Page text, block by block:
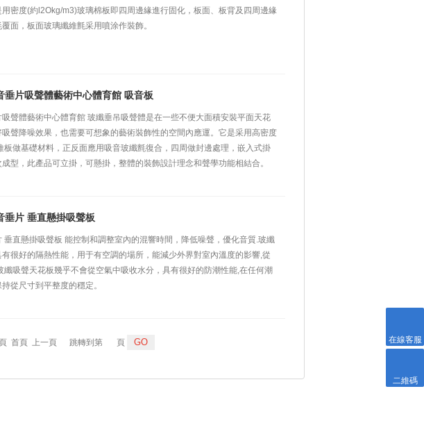
密度(約l2Okg/m3)玻璃棉板即四周邊緣進行固化，板面、板背及四周邊緣
面，板面玻璃纖維氈采用噴涂作裝飾。
垂片吸聲體藝術中心體育館 吸音板
聲體藝術中心體育館 玻纖垂吊吸聲體是在一些不便大面積安裝平面天花
聲降噪效果，也需要可想象的藝術裝飾性的空間內應運。它是采用高密度
板做基礎材料，正反面應用吸音玻纖氈復合，四周做封邊處理，嵌入式掛
型，此產品可立掛，可懸掛，整體的裝飾設計理念和聲學功能相結合。
垂片 垂直懸掛吸聲板
垂直懸掛吸聲板 能控制和調整室內的混響時間，降低噪聲，優化音質.玻纖
很好的隔熱性能，用于有空調的場所，能減少外界對室內溫度的影響,從
纖吸聲天花板幾乎不會從空氣中吸收水分，具有很好的防潮性能,在任何潮
從尺寸到平整度的穩定。
首頁 上一頁 跳轉到第 頁 在線客服
二維碼